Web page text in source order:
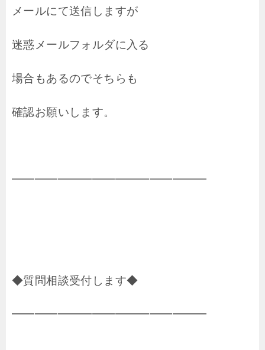
メールにて送信しますが
迷惑メールフォルダに入る
場合もあるのでそちらも
確認お願いします。
━━━━━━━━━━━━━━━━━
◆質問相談受付します◆
━━━━━━━━━━━━━━━━━